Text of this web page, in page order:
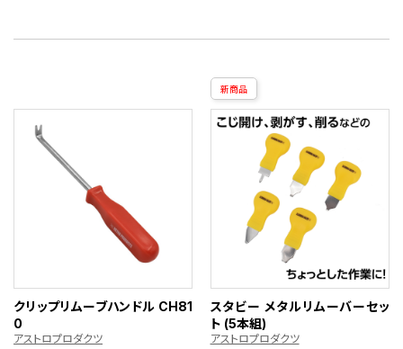
クリップリムーブハンドル CH81
0
アストロプロダクツ
新商品
スタビー メタルリムーバーセッ
ト (5本組)
アストロプロダクツ